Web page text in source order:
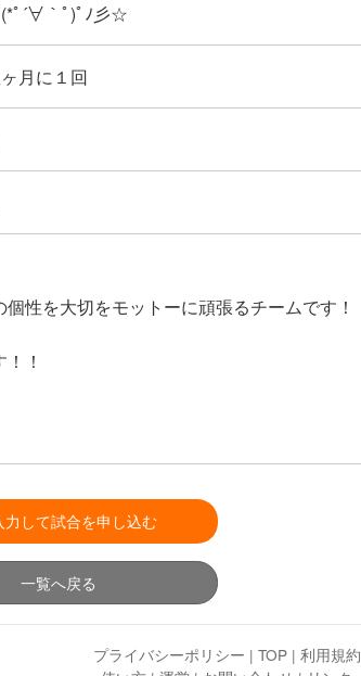
ﾟ´∀｀ﾟ)ﾟﾉ彡☆
月に１回
性を大切をモットーに頑張るチームです！
！
力して試合を申し込む
一覧へ戻る
プライバシーポリシー | TOP| 利用規約